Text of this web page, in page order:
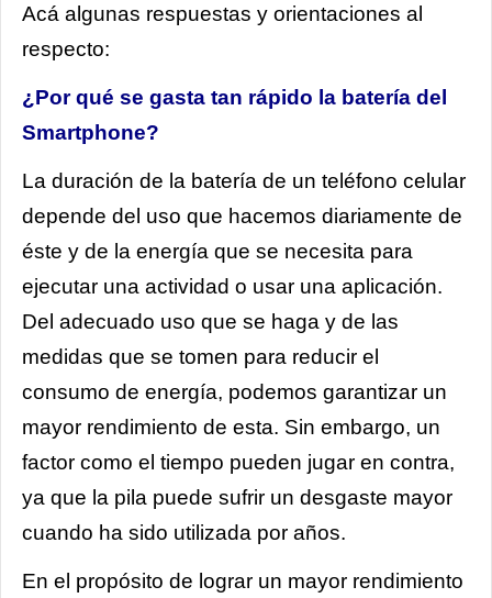
Acá algunas respuestas y orientaciones al
respecto:
¿Por qué se gasta tan rápido la batería del
Smartphone?
La duración de la batería de un teléfono celular
depende del uso que hacemos diariamente de
éste y de la energía que se necesita para
ejecutar una actividad o usar una aplicación.
Del adecuado uso que se haga y de las
medidas que se tomen para reducir el
consumo de energía, podemos garantizar un
mayor rendimiento de esta. Sin embargo, un
factor como el tiempo pueden jugar en contra,
ya que la pila puede sufrir un desgaste mayor
cuando ha sido utilizada por años.
En el propósito de lograr un mayor rendimiento